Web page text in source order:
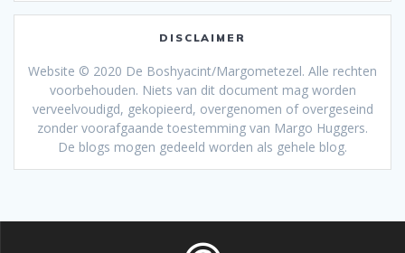
DISCLAIMER
Website © 2020 De Boshyacint/Margometezel. Alle rechten
voorbehouden. Niets van dit document mag worden
verveelvoudigd, gekopieerd, overgenomen of overgeseind
zonder voorafgaande toestemming van Margo Huggers.
De blogs mogen gedeeld worden als gehele blog.